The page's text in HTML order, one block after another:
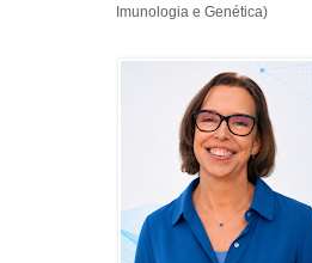
Imunologia e Genética)